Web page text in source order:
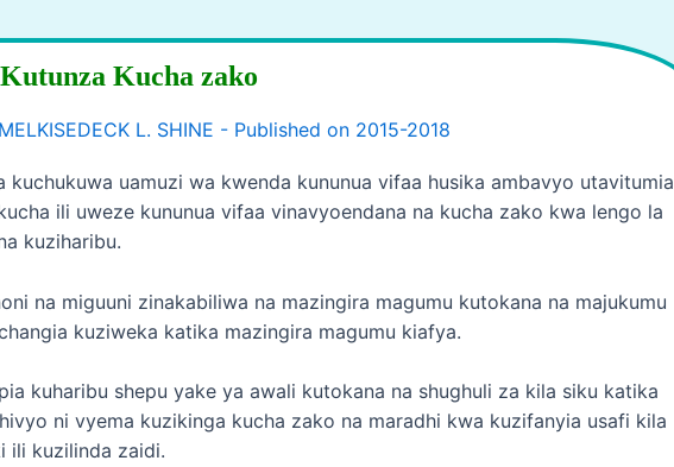
Kucha zako
kuchukuwa uamuzi wa kwenda kununua vifaa husika ambavyo utavitumia
ili uweze kununua vifaa vinavyoendana na kucha zako kwa lengo la
kuziharibu.
na miguuni zinakabiliwa na mazingira magumu kutokana na majukumu
kuziweka katika mazingira magumu kiafya.
kuharibu shepu yake ya awali kutokana na shughuli za kila siku katika
ni vyema kuzikinga kucha zako na maradhi kwa kuzifanyia usafi kila
ili kuzilinda zaidi.